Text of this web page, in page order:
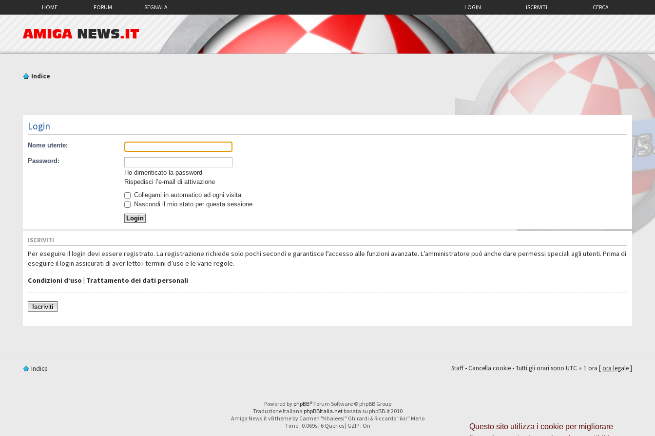
Questo sito utilizza i cookie per migliorare
HOME FORUM SEGNALA CERCA
ISCRIVITI
LOGIN
AMIGA NEWS.IT
Indice
Login
Nome utente:
Password:
Ho dimenticato la password
Rispedisci l’e-mail di attivazione
Collegami in automatico ad ogni visita
Nascondi il mio stato per questa sessione
ISCRIVITI
Per eseguire il login devi essere registrato. La registrazione richiede solo pochi secondi e garantisce l’accesso alle funzioni avanzate. L’amministratore puó anche dare permessi speciali agli utenti. Prima di
eseguire il login assicurati di aver letto i termini d’uso e le varie regole.
Condizioni d’uso | Trattamento dei dati personali
Iscriviti
Indice Staff•Cancella cookie• Tutti gli orari sono UTC + 1 ora [ora legale]
Powered by phpBB® Forum Software © phpBB Group
Traduzione Italiana phpBBItalia.netbasata su phpBB.it 2010
Amiga News.it v8 theme by Carmen "Khaleesi" Ghirardi & Riccardo "ikir" Merlo
Time : 0.069s | 6 Queries | GZIP : On